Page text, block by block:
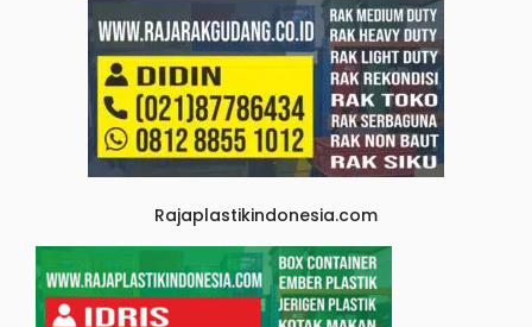
Rajaplastikindonesia.com